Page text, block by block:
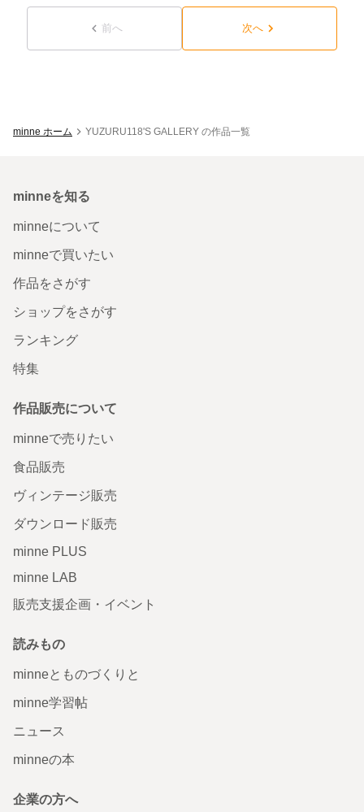
前へ 次へ
minne ホーム YUZURU118'S GALLERY の作品一覧
minneを知る
minneについて
minneで買いたい
作品をさがす
ショップをさがす
ランキング
特集
作品販売について
minneで売りたい
食品販売
ヴィンテージ販売
ダウンロード販売
minne PLUS
minne LAB
販売支援企画・イベント
読みもの
minneとものづくりと
minne学習帖
ニュース
minneの本
企業の方へ